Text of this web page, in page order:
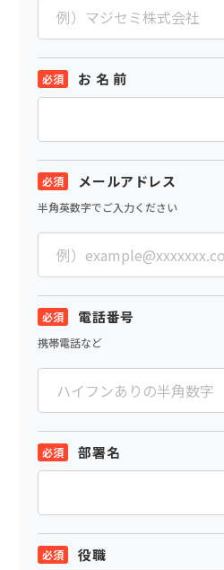
お 名 前
メールアドレス
半角英数字でご入力ください
電話番号
携帯電話など
部署名
役職